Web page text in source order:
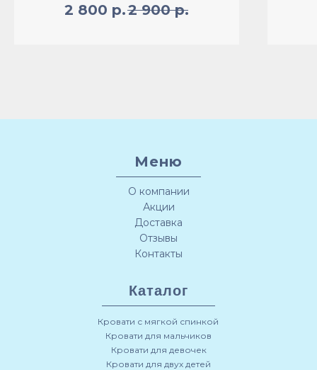
2 800 р.2 900 р.
Каталог
Кровати с мягкой спинкой
Кровати для мальчиков
Кровати для девочек
Кровати для двух детей
Меню
О компании
Акции
Доставка
Отзывы
Контакты